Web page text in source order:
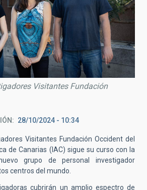
Visitantes Fundación
28/10/2024 - 10:34
Visitantes Fundación Occident del
de Canarias (IAC) sigue su curso con la
grupo de personal investigador
centros del mundo.
cubrirán un amplio espectro de